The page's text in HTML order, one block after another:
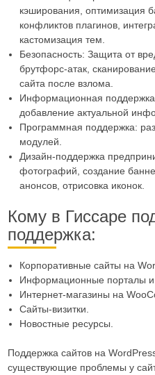
кэширования, оптимизация
конфликтов плагинов,
кастомизация тем.
Безопасность: Защита от
брутфорс-атак,
сайта после взлома.
Информационная
добавление актуальной
Программная поддержка:
модулей.
Дизайн-поддержка
фотографий, создание
анонсов, отрисовка иконок.
Кому в Гиссаре
поддержка:
Корпоративные сайты на
Информационные порталы и
Интернет-магазины на
Сайты-визитки.
Новостные ресурсы.
Поддержка сайтов на
существующие проблемы у